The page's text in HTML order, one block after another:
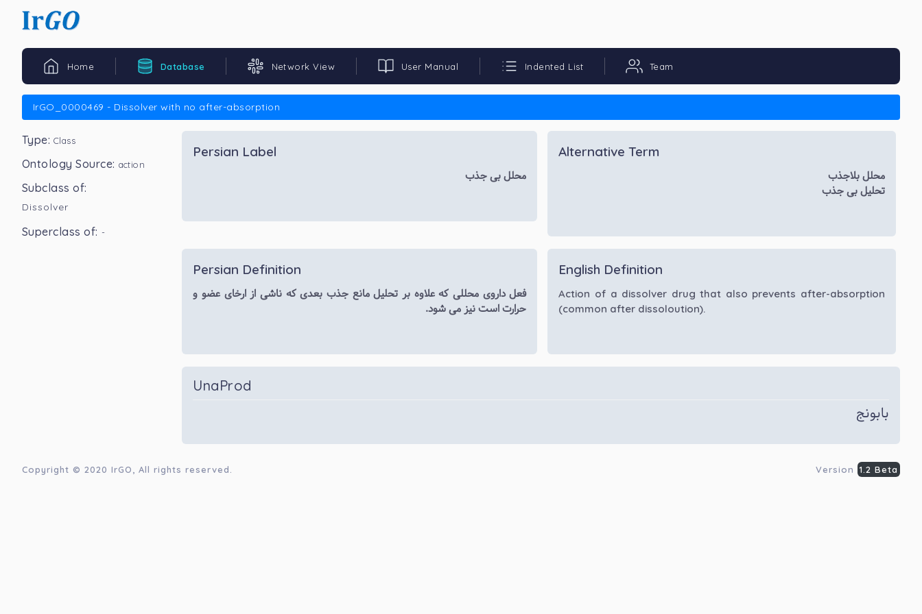
Home Database Network View User Manual Indented List Team
IrGO_0000469 - Dissolver with no after-absorption
Type: Class
Ontology Source: action
Subclass of:
Dissolver
Superclass of: -
Persian Label
محلل بی جذب
Alternative Term
محلل بلاجذب
تحلیل بی جذب
Persian Definition
فعل داروی محللی که علاوه بر تحلیل مانع جذب بعدی که ناشی از ارخای عضو و
حرارت است نیز می شود.
English Definition
Action of a dissolver drug that also prevents after-absorption
(common after dissoloution).
UnaProd
بابونج
Copyright © 2020 IrGO , All rights reserved. Version 1.2 Beta